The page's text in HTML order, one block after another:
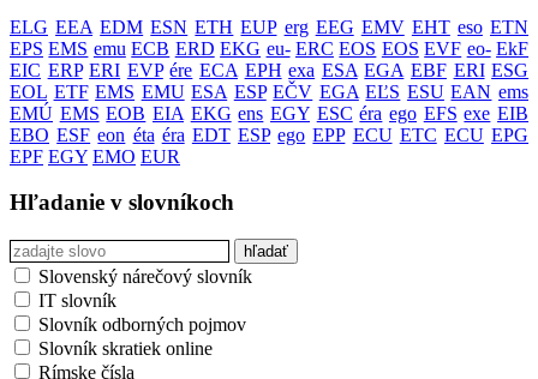
ELG EEA EDM ESN ETH EUP erg EEG EMV EHT eso ETN
EPS EMS emu ECB ERD EKG eu- ERC EOS EOS EVF eo- EkF
EIC ERP ERI EVP ére ECA EPH exa ESA EGA EBF ERI ESG
EOL ETF EMS EMU ESA ESP EČV EGA EĽS ESU EAN ems
EMÚ EMS EOB EIA EKG ens EGY ESC éra ego EFS exe EIB
EBO ESF eon éta éra EDT ESP ego EPP ECU ETC ECU EPG
EPF EGY EMO EUR
Hľadanie v slovníkoch
Slovenský nárečový slovník
IT slovník
Slovník odborných pojmov
Slovník skratiek online
Rímske čísla